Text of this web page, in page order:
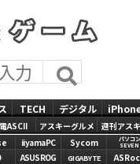
TECH デジタル
ASCII アスキーグルメ 週刊アス
iiyamaPC Sycom
パソコン
SEVEN
ASUS ROG GIGABYTE